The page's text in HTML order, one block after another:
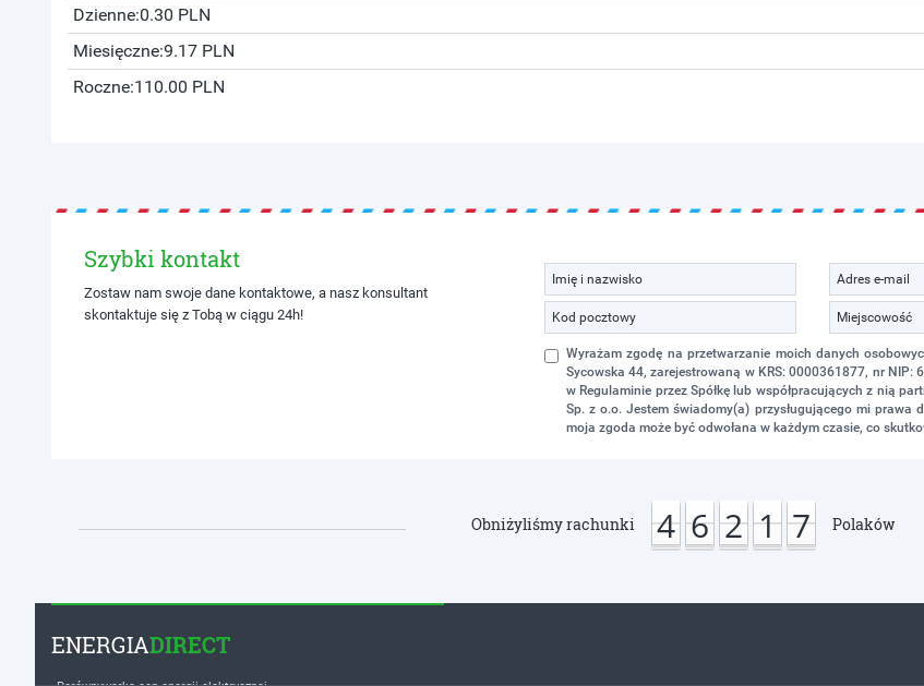
Dzienne:0.30 PLN
Miesięczne:9.17 PLN
Roczne:110.00 PLN
Szybki kontakt
Zostaw nam swoje dane kontaktowe, a nasz konsultant
skontaktuje się z Tobą w ciągu 24h!
Wyrażam zgodę na przetwarzanie moich danych
Sycowska 44, zarejestrowaną w KRS: 0000361877, nr NIP:
w Regulaminie przez Spółkę lub współpracujących z nią
Sp. z o.o. Jestem świadomy(a) przysługującego mi
moja zgoda może być odwołana w każdym czasie, co
Obniżyliśmy rachunki 4 6 2 1 7 Polaków
ENERGIADIRECT